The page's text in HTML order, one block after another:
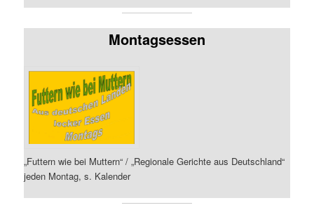
Montagsessen
„Futtern wie bei Muttern“ / „Regionale Gerichte aus Deutschland“
jeden Montag, s. Kalender